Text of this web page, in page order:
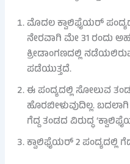
ಮೊದಲ ಕ್ವಾಲಿಫೈಯರ್
ನೇರವಾಗಿ ಮೇ 31 ರಂದು
ಕ್ರೀಡಾಂಗಣದಲ್ಲಿ
ಪಡೆಯುತ್ತದೆ.
ಈ ಪಂದ್ಯದಲ್ಲಿ ಸೋಲುವ
ಹೊರಬೀಳುವುದಿಲ್ಲ.
ಗೆದ್ದ ತಂಡದ ವಿರುದ್ಧ
ಕ್ವಾಲಿಫೈಯರ್ 2 ಪಂದ್ಯದಲ್ಲಿ